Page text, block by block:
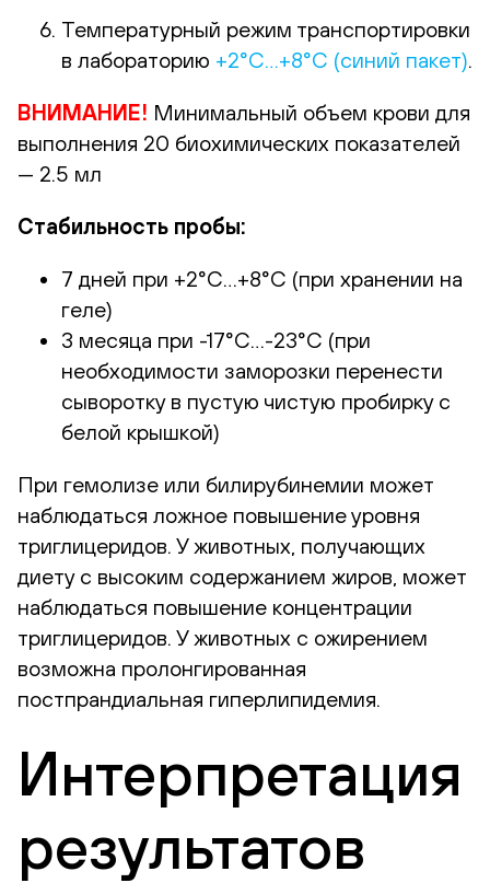
Температурный режим транспортировки
в лабораторию +2°С…+8°С (синий пакет).
ВНИМАНИЕ! Минимальный объем крови для
выполнения 20 биохимических показателей
— 2.5 мл
Стабильность пробы:
7 дней при +2°С…+8°С (при хранении на
геле)
3 месяца при -17°С…-23°С (при
необходимости заморозки перенести
сыворотку в пустую чистую пробирку с
белой крышкой)
При гемолизе или билирубинемии может
наблюдаться ложное повышение уровня
триглицеридов. У животных, получающих
диету с высоким содержанием жиров, может
наблюдаться повышение концентрации
триглицеридов. У животных с ожирением
возможна пролонгированная
постпрандиальная гиперлипидемия.
Интерпретация
результатов